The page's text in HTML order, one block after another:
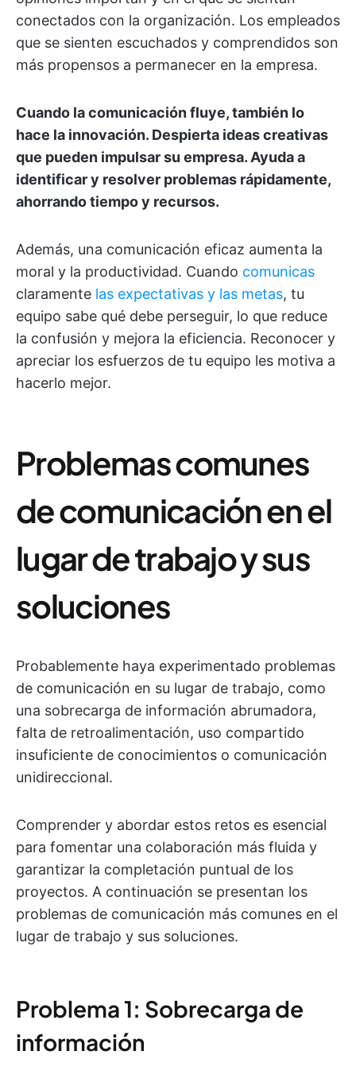
conectados con la organización. Los empleados
que se sienten escuchados y comprendidos son
más propensos a permanecer en la empresa.
Cuando la comunicación fluye, también lo
hace la innovación. Despierta ideas creativas
que pueden impulsar su empresa. Ayuda a
identificar y resolver problemas rápidamente,
ahorrando tiempo y recursos.
Además, una comunicación eficaz aumenta la
moral y la productividad. Cuando comunicas
claramente las expectativas y las metas, tu
equipo sabe qué debe perseguir, lo que reduce
la confusión y mejora la eficiencia. Reconocer y
apreciar los esfuerzos de tu equipo les motiva a
hacerlo mejor.
Problemas comunes
de comunicación en el
lugar de trabajo y sus
soluciones
Probablemente haya experimentado problemas
de comunicación en su lugar de trabajo, como
una sobrecarga de información abrumadora,
falta de retroalimentación, uso compartido
insuficiente de conocimientos o comunicación
unidireccional.
Comprender y abordar estos retos es esencial
para fomentar una colaboración más fluida y
garantizar la completación puntual de los
proyectos. A continuación se presentan los
problemas de comunicación más comunes en el
lugar de trabajo y sus soluciones.
Problema 1: Sobrecarga de
información